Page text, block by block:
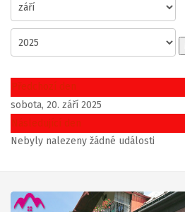
Předchozí den
sobota, 20. září 2025
Následující den
Nebyly nalezeny žádné události